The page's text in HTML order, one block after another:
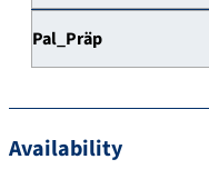
Pal_Präp
Availability